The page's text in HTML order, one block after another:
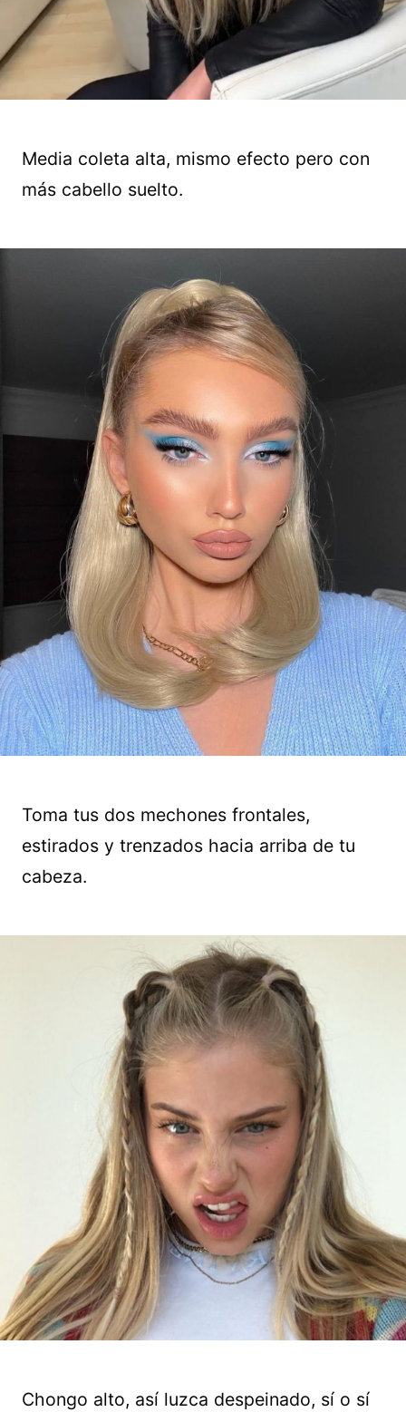
Media coleta alta, mismo efecto pero con
más cabello suelto.
Toma tus dos mechones frontales,
estirados y trenzados hacia arriba de tu
cabeza.
Chongo alto, así luzca despeinado, sí o sí